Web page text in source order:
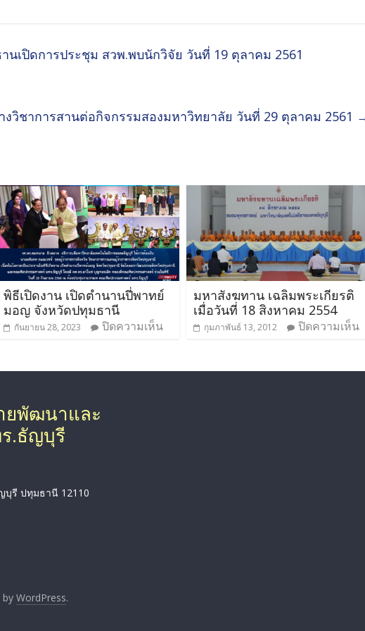
นเปิดการประชุม สวพ.พบนักวิจัย วันที่ 19 ตุลาคม 2561
วิชาการสานต่อกิจกรรมสองมหาวิทยาลัย วันที่ 29 ตุลาคม 2561
พิธีเปิดงาน เปิดตำนานปี่พาทย์
มอญ จังหวัดปทุมธานี
กันยายน 28, 2023 ปิดความเห็น
มหาสังฆทาน เฉลิมพระเกียรติ
เมื่อวันที่ 18 สิงหาคม 2554
กุมภาพันธ์ 13, 2012 ปิดความเห็น
ยพัฒนาและ
ร.ธัญบุรี
บุรี ปทุมธานี 12110
by WordPress.